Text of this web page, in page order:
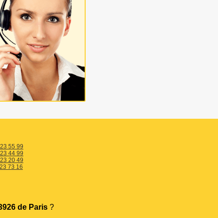
55 99
44 99
20 49
73 16
de Paris ?